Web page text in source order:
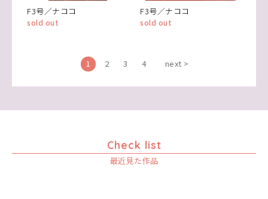
F3号／ナココ
sold out
F3号／ナココ
sold out
1 2 3 4 next >
Check list
最近見た作品